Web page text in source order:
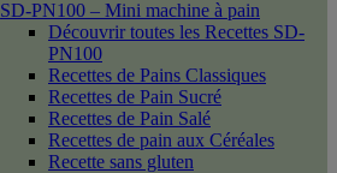
SD-PN100 – Mini machine à pain
Découvrir toutes les Recettes SD-
PN100
Recettes de Pains Classiques
Recettes de Pain Sucré
Recettes de Pain Salé
Recettes de pain aux Céréales
Recette sans gluten